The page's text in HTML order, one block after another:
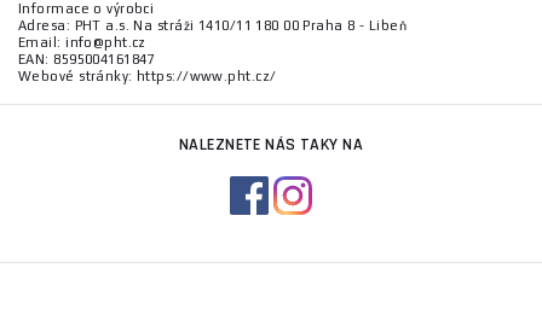
Informace o výrobci
Adresa: PHT a.s. Na stráži 1410/11 180 00 Praha 8 - Libeň
Email: info@pht.cz
EAN: 8595004161847
Webové stránky: https://www.pht.cz/
NALEZNETE NÁS TAKY NA